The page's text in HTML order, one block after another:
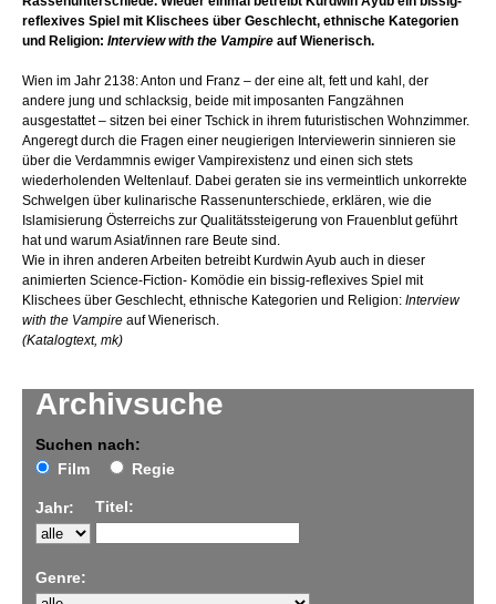
Archivsuche
Suchen nach:
Film
Regie
Jahr: Titel:
Genre:
reflexives Spiel mit Klischees über Geschlecht, ethnische Kategorien
und Religion: Interview with the Vampire auf Wienerisch.
Wien im Jahr 2138: Anton und Franz – der eine alt, fett und kahl, der
andere jung und schlacksig, beide mit imposanten Fangzähnen
ausgestattet – sitzen bei einer Tschick in ihrem futuristischen Wohnzimmer.
Angeregt durch die Fragen einer neugierigen Interviewerin sinnieren sie
über die Verdammnis ewiger Vampirexistenz und einen sich stets
wiederholenden Weltenlauf. Dabei geraten sie ins vermeintlich unkorrekte
Schwelgen über kulinarische Rassenunterschiede, erklären, wie die
Islamisierung Österreichs zur Qualitätssteigerung von Frauenblut geführt
hat und warum Asiat/innen rare Beute sind.
Wie in ihren anderen Arbeiten betreibt Kurdwin Ayub auch in dieser
animierten Science-Fiction- Komödie ein bissig-reflexives Spiel mit
Klischees über Geschlecht, ethnische Kategorien und Religion: Interview
with the Vampire auf Wienerisch.
(Katalogtext, mk)